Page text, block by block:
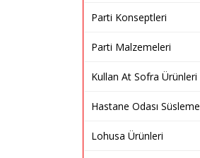
Parti Konseptleri
Parti Malzemeleri
Kullan At Sofra Ürünleri
Hastane Odası Süsleme
Lohusa Ürünleri